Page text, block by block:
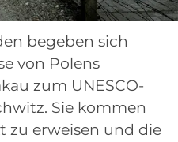
begeben sich
von Polens
zum UNESCO-
Sie kommen
zu erweisen und die